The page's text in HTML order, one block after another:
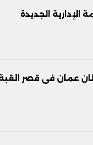
الإدارية الجديدة
عمان فى قصر